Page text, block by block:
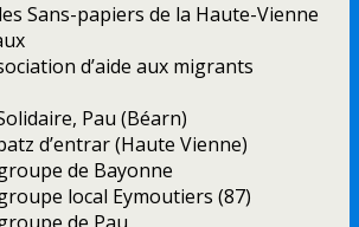
Sans-papiers de la Haute-Vienne
d’aide aux migrants
Pau (Béarn)
d’entrar (Haute Vienne)
de Bayonne
local Eymoutiers (87)